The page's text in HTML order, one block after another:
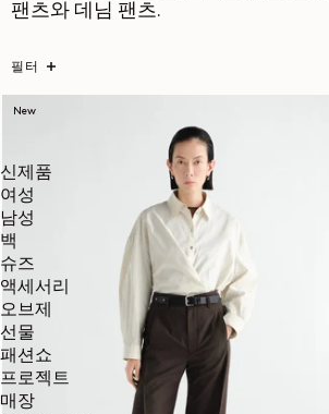
신제품
여성
남성
백
슈즈
액세서리
오브제
선물
패션쇼
프로젝트
매장
팬츠와 데님 팬츠.
필터
New